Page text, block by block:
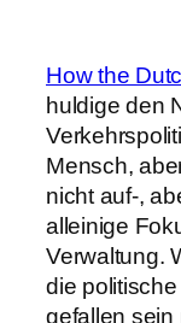
​How the
huldige den
Mensch,
nicht auf-,
alleinige
Verwaltung.
die
gefallen sein